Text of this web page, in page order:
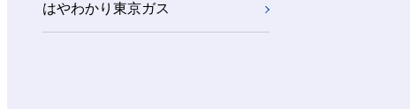
はやわかり東京ガス